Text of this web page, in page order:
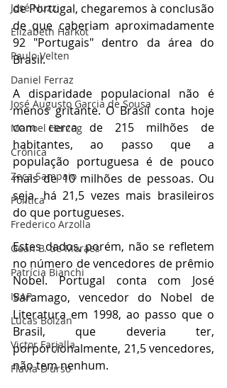
José Nuzzi
Elizabeth Harkot
Paulo Velten
Daniel Ferraz
José Augusto Garcia de Sousa
Manoel Herzog
Crônica
Zeca Sampaio
Política
Frederico Arzolla
Gean B. de Moraes
Patrícia Bianchi
IBAP
Lucas Bolzan
Victor Farjalla
Flavia D'urso
de Portugal, chegaremos à conclusão
de que caberiam aproximadamente
92 "Portugais" dentro da área do
Brasil.
A disparidade populacional não é
menos gritante. O Brasil conta hoje
com cerca de 215 milhões de
habitantes, ao passo que a
população portuguesa é de pouco
mais de 10 milhões de pessoas. Ou
seja, há 21,5 vezes mais brasileiros
do que portugueses.
Estes dados, porém, não se refletem
no número de vencedores de prêmio
Nobel. Portugal conta com José
Saramago, vencedor do Nobel de
Literatura em 1998, ao passo que o
Brasil, que deveria ter,
porporcionalmente, 21,5 vencedores,
não tem nenhum.